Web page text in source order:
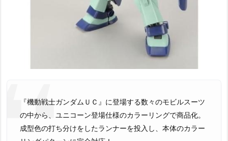
『機動戦士ガンダムＵＣ』に登場する数々のモビルスーツ
の中から、ユニコーン登場仕様のカラーリングで商品化。
成型色の打ち分けをしたランナーを投入し、本体のカラー